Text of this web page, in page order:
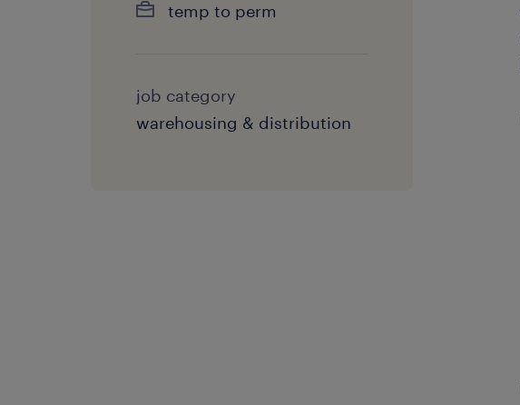
temp to perm
job category
warehousing & distribution